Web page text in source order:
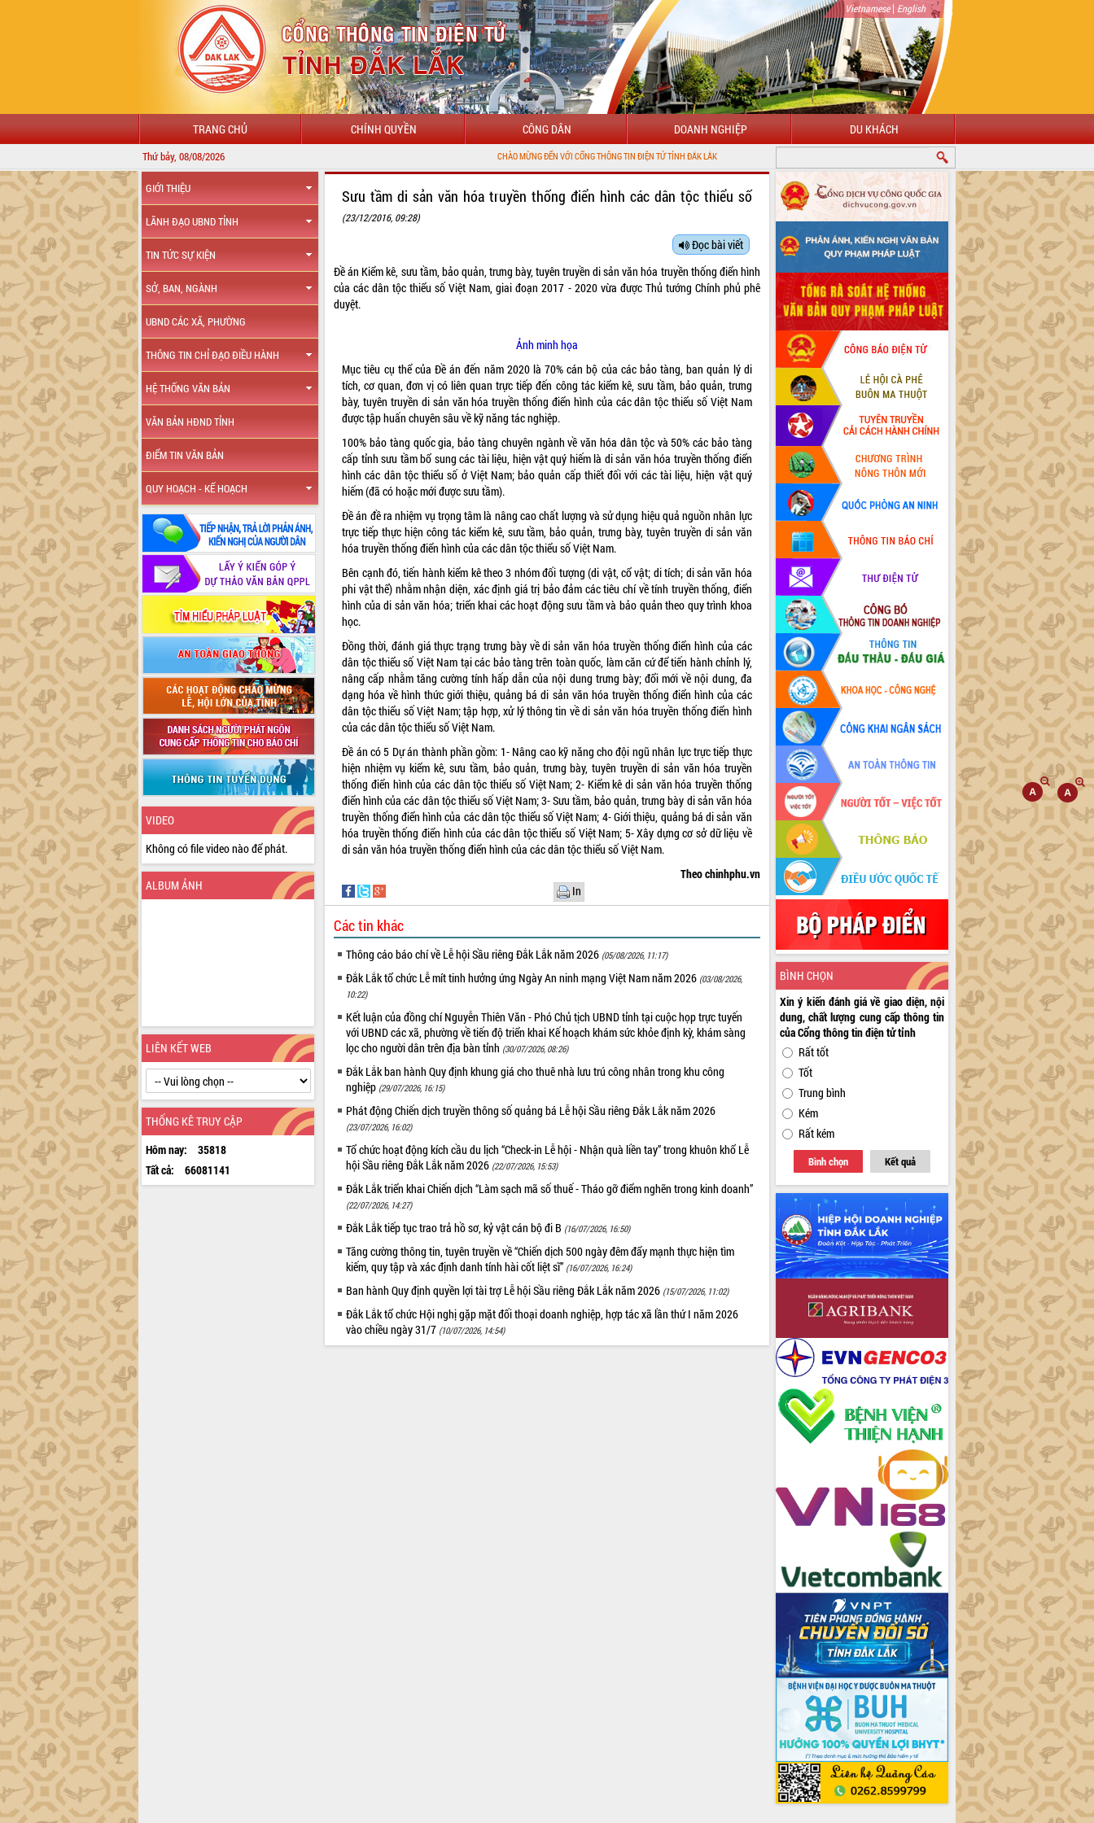
Vietnamese| English
TRANG CHỦ CHÍNH QUYỀN CÔNG DÂN DOANH NGHIỆP DU KHÁCH
Thứ bảy, 08/08/2026 CHÀO MỪNG ĐẾN VỚI CỔNG THÔNG TIN ĐIỆN TỬ TỈNH ĐẮK LẮK
GIỚI THIỆU
LÃNH ĐẠO UBND TỈNH
TIN TỨC SỰ KIỆN
SỞ, BAN, NGÀNH
UBND CÁC XÃ, PHƯỜNG
THÔNG TIN CHỈ ĐẠO ĐIỀU HÀNH
HỆ THỐNG VĂN BẢN
VĂN BẢN HĐND TỈNH
ĐIỂM TIN VĂN BẢN
QUY HOẠCH - KẾ HOẠCH
VIDEO
Không có file video nào để phát.
ALBUM ẢNH
LIÊN KẾT WEB
THỐNG KÊ TRUY CẬP
Hôm nay:
35818
Tất cả:
66081141
Sưu tầm di sản văn hóa truyền thống điển hình các dân tộc thiểu số
(23/12/2016, 09:28)
Đọc bài viết
Đề án Kiểm kê, sưu tầm, bảo quản, trưng bày, tuyên truyền di sản văn hóa truyền thống điển hình
của các dân tộc thiểu số Việt Nam, giai đoạn 2017 - 2020 vừa được Thủ tướng Chính phủ phê
duyệt.
Ảnh minh họa
Mục tiêu cụ thể của Đề án đến năm 2020 là 70% cán bộ của các bảo tàng, ban quản lý di
tích, cơ quan, đơn vị có liên quan trực tiếp đến công tác kiểm kê, sưu tầm, bảo quản, trưng
bày, tuyên truyền di sản văn hóa truyền thống điển hình của các dân tộc thiểu số Việt Nam
được tập huấn chuyên sâu về kỹ năng tác nghiệp.
100% bảo tàng quốc gia, bảo tàng chuyên ngành về văn hóa dân tộc và 50% các bảo tàng
cấp tỉnh sưu tầm bổ sung các tài liệu, hiện vật quý hiếm là di sản văn hóa truyền thống điển
hình các dân tộc thiểu số ở Việt Nam; bảo quản cấp thiết đối với các tài liệu, hiện vật quý
hiếm (đã có hoặc mới được sưu tầm).
Đề án đề ra nhiệm vụ trọng tâm là nâng cao chất lượng và sử dụng hiệu quả nguồn nhân lực
trực tiếp thực hiện công tác kiểm kê, sưu tầm, bảo quản, trưng bày, tuyên truyền di sản văn
hóa truyền thống điển hình của các dân tộc thiểu số Việt Nam.
Bên cạnh đó, tiến hành kiểm kê theo 3 nhóm đối tượng (di vật, cổ vật; di tích; di sản văn hóa
phi vật thể) nhằm nhận diện, xác định giá trị bảo đảm các tiêu chí về tính truyền thống, điển
hình của di sản văn hóa; triển khai các hoạt động sưu tầm và bảo quản theo quy trình khoa
học.
Đồng thời, đánh giá thực trạng trưng bày về di sản văn hóa truyền thống điển hình của các
dân tộc thiểu số Việt Nam tại các bảo tàng trên toàn quốc, làm căn cứ để tiến hành chỉnh lý,
nâng cấp nhằm tăng cường tính hấp dẫn của nội dung trưng bày; đổi mới về nội dung, đa
dạng hóa về hình thức giới thiệu, quảng bá di sản văn hóa truyền thống điển hình của các
dân tộc thiểu số Việt Nam; tập hợp, xử lý thông tin về di sản văn hóa truyền thống điển hình
của các dân tộc thiểu số Việt Nam.
Đề án có 5 Dự án thành phần gồm: 1- Nâng cao kỹ năng cho đội ngũ nhân lực trực tiếp thực
hiện nhiệm vụ kiểm kê, sưu tầm, bảo quản, trưng bày, tuyên truyền di sản văn hóa truyền
thống điển hình của các dân tộc thiểu số Việt Nam; 2- Kiểm kê di sản văn hóa truyền thống
điển hình của các dân tộc thiểu số Việt Nam; 3- Sưu tầm, bảo quản, trưng bày di sản văn hóa
truyền thống điển hình của các dân tộc thiểu số Việt Nam; 4- Giới thiệu, quảng bá di sản văn
hóa truyền thống điển hình của các dân tộc thiểu số Việt Nam; 5- Xây dựng cơ sở dữ liệu về
di sản văn hóa truyền thống điển hình của các dân tộc thiểu số Việt Nam.
Theo chinhphu.vn
In
Các tin khác
Thông cáo báo chí về Lễ hội Sầu riêng Đắk Lắk năm 2026 (05/08/2026, 11:17)
Đắk Lắk tổ chức Lễ mít tinh hưởng ứng Ngày An ninh mạng Việt Nam năm 2026 (03/08/2026,
10:22)
Kết luận của đồng chí Nguyễn Thiên Văn - Phó Chủ tịch UBND tỉnh tại cuộc họp trực tuyến
với UBND các xã, phường về tiến độ triển khai Kế hoạch khám sức khỏe định kỳ, khám sàng
lọc cho người dân trên địa bàn tỉnh (30/07/2026, 08:26)
Đắk Lắk ban hành Quy định khung giá cho thuê nhà lưu trú công nhân trong khu công
nghiệp (29/07/2026, 16:15)
Phát động Chiến dịch truyền thông số quảng bá Lễ hội Sầu riêng Đắk Lắk năm 2026
(23/07/2026, 16:02)
Tổ chức hoạt động kích cầu du lịch “Check-in Lễ hội - Nhận quà liền tay” trong khuôn khổ Lễ
hội Sầu riêng Đắk Lắk năm 2026 (22/07/2026, 15:53)
Đắk Lắk triển khai Chiến dịch “Làm sạch mã số thuế - Tháo gỡ điểm nghẽn trong kinh doanh”
(22/07/2026, 14:27)
Đắk Lắk tiếp tục trao trả hồ sơ, kỷ vật cán bộ đi B (16/07/2026, 16:50)
Tăng cường thông tin, tuyên truyền về “Chiến dịch 500 ngày đêm đẩy mạnh thực hiện tìm
kiếm, quy tập và xác định danh tính hài cốt liệt sĩ” (16/07/2026, 16:24)
Ban hành Quy định quyền lợi tài trợ Lễ hội Sầu riêng Đắk Lắk năm 2026 (15/07/2026, 11:02)
Đắk Lắk tổ chức Hội nghị gặp mặt đối thoại doanh nghiệp, hợp tác xã lần thứ I năm 2026
vào chiều ngày 31/7 (10/07/2026, 14:54)
BÌNH CHỌN
Xin ý kiến đánh giá về giao diện, nội
dung, chất lượng cung cấp thông tin
của Cổng thông tin điện tử tỉnh
Rất tốt
Tốt
Trung bình
Kém
Rất kém
Bình chọn Kết quả